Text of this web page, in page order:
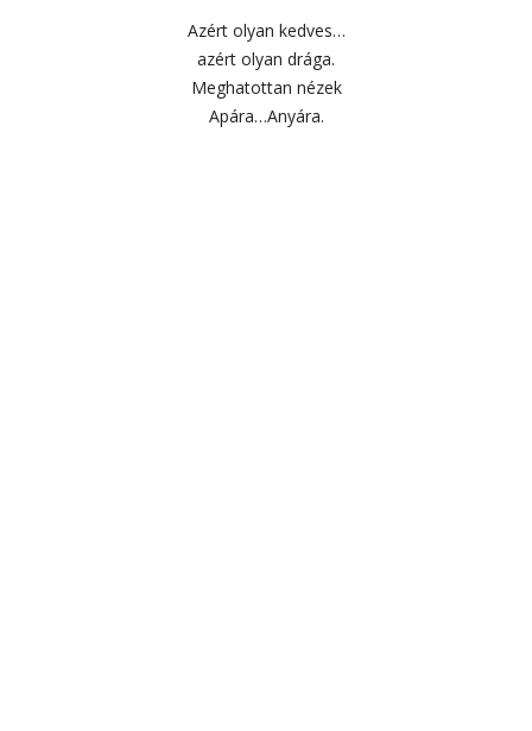
Azért olyan kedves…
azért olyan drága.
Meghatottan nézek
Apára…Anyára.